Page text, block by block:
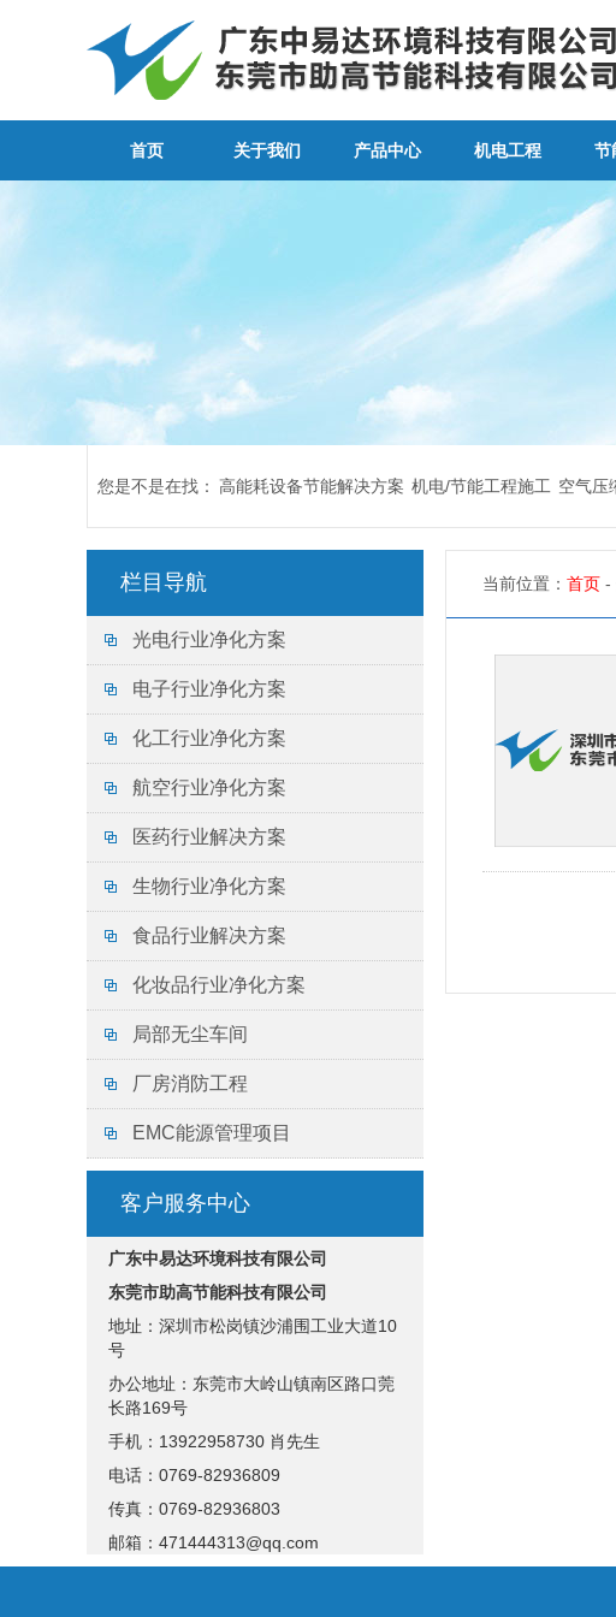
首页 关于我们 产品中心 机电工程 节
您是不是在找： 高能耗设备节能解决方案 机电/节能工程施工 空气压
栏目导航
光电行业净化方案
电子行业净化方案
化工行业净化方案
航空行业净化方案
医药行业解决方案
生物行业净化方案
食品行业解决方案
化妆品行业净化方案
局部无尘车间
厂房消防工程
EMC能源管理项目
客户服务中心
广东中易达环境科技有限公司
东莞市助高节能科技有限公司
地址：深圳市松岗镇沙浦围工业大道10
号
办公地址：东莞市大岭山镇南区路口莞
长路169号
手机：13922958730 肖先生
电话：0769-82936809
传真：0769-82936803
邮箱：471444313@qq.com
当前位置： 首页 -